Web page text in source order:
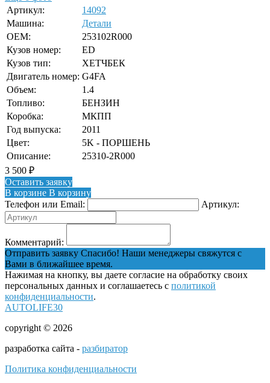
Артикул:
14092
Машина:
Детали
OEM:
253102R000
Кузов номер:
ED
Кузов тип:
ХЕТЧБЕК
Двигатель номер: G4FA
Объем:
1.4
Топливо:
БЕНЗИН
Коробка:
МКПП
Год выпуска:
2011
Цвет:
5K - ПОРШЕНЬ
Описание:
25310-2R000
3 500 ₽
Оставить заявку
В корзине В корзину
Телефон или Email:
Артикул:
Комментарий:
Отправить заявку Спасибо! Наши менеджеры свяжутся с
Вами в ближайшее время.
Нажимая на кнопку, вы даете согласие на обработку своих
персональных данных и соглашаетесь с политикой
конфиденциальности.
AUTOLIFE30
copyright © 2026
разработка сайта - разбиратор
Политика конфиденциальности